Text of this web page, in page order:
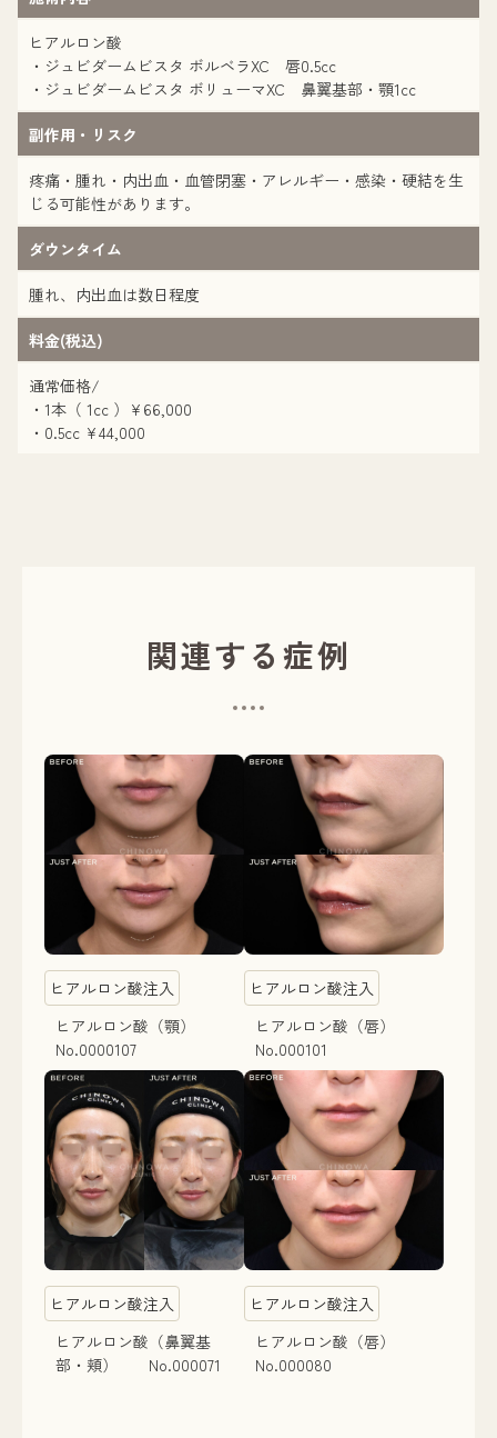
ヒアルロン酸
・ジュビダームビスタ ボルベラXC 唇0.5cc
・ジュビダームビスタ ボリューマXC 鼻翼基部・顎1cc
副作用・リスク
疼痛・腫れ・内出血・血管閉塞・アレルギー・感染・硬結を生
じる可能性があります。
ダウンタイム
腫れ、内出血は数日程度
料金(税込)
通常価格/
・1本（ 1cc ）¥66,000
・0.5cc ¥44,000
関連する症例
ヒアルロン酸注入
ヒアルロン酸（顎）
No.0000107
ヒアルロン酸注入
ヒアルロン酸（唇）
No.000101
ヒアルロン酸注入
ヒアルロン酸（鼻翼基
部・頬） No.000071
ヒアルロン酸注入
ヒアルロン酸（唇）
No.000080